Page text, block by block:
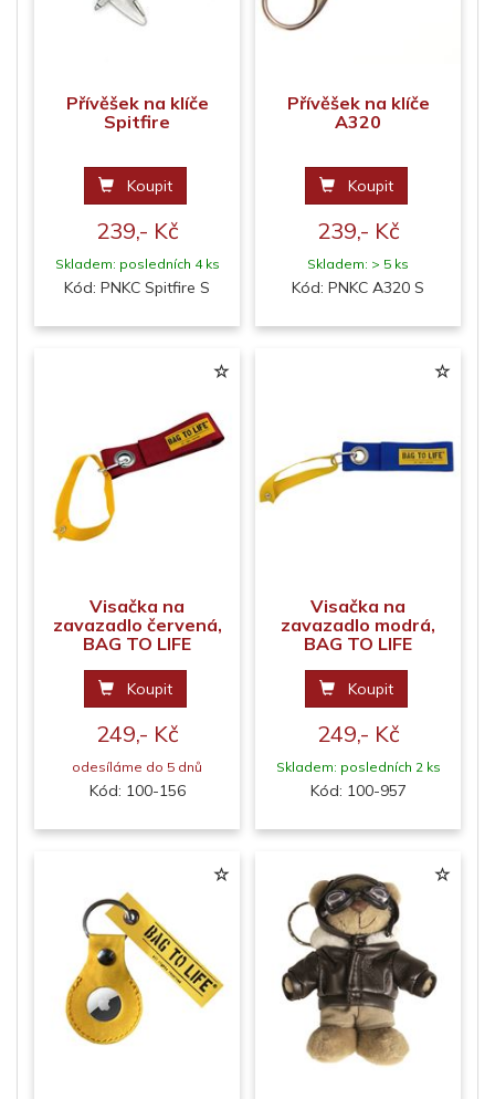
Přívěšek na klíče
Spitfire
Koupit
239,- Kč
Skladem: posledních 4 ks
Kód: PNKC Spitfire S
Přívěšek na klíče
A320
Koupit
239,- Kč
Skladem: > 5 ks
Kód: PNKC A320 S
Visačka na
zavazadlo červená,
BAG TO LIFE
Koupit
249,- Kč
odesíláme do 5 dnů
Kód: 100-156
Visačka na
zavazadlo modrá,
BAG TO LIFE
Koupit
249,- Kč
Skladem: posledních 2 ks
Kód: 100-957